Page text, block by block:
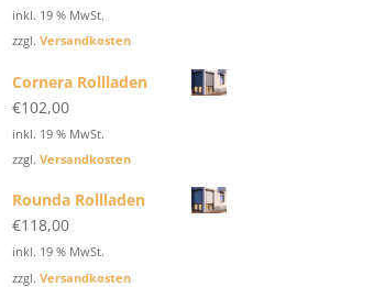
inkl. 19 % MwSt.
zzgl.Versandkosten
Cornera Rollladen
€102,00
inkl. 19 % MwSt.
zzgl.Versandkosten
Rounda Rollladen
€118,00
inkl. 19 % MwSt.
zzgl.Versandkosten